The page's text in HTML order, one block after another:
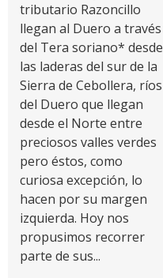
tributario Razoncillo
llegan al Duero a través
del Tera soriano* desde
las laderas del sur de la
Sierra de Cebollera, ríos
del Duero que llegan
desde el Norte entre
preciosos valles verdes
pero éstos, como
curiosa excepción, lo
hacen por su margen
izquierda. Hoy nos
propusimos recorrer
parte de sus...